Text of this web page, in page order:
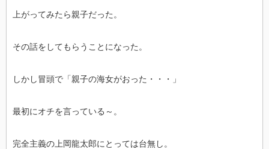
上がってみたら親子だった。
その話をしてもらうことになった。
しかし冒頭で「親子の海女がおった・・・」
最初にオチを言っている～。
完全主義の上岡龍太郎にとっては台無し。